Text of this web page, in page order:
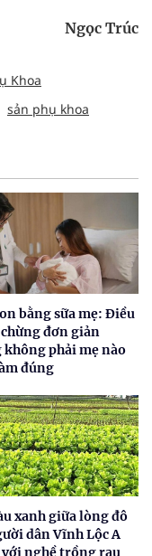
Ngọc Trúc
Khoa
sản phụ khoa
bằng sữa mẹ: Điều
đơn giản
không phải mẹ nào
đúng
xanh giữa lòng đô
dân Vĩnh Lộc A
nghề trồng rau